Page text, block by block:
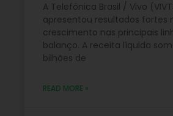
A Telefônica Brasil / Vivo
apresentou resultados fortes
crescimento nas principais
balanço. A receita líquida
bilhões de
READ MORE »